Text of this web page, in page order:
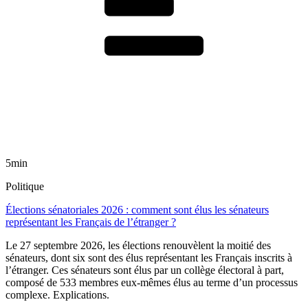
5min
Politique
Élections sénatoriales 2026 : comment sont élus les sénateurs
représentant les Français de l’étranger ?
Le 27 septembre 2026, les élections renouvèlent la moitié des
sénateurs, dont six sont des élus représentant les Français inscrits à
l’étranger. Ces sénateurs sont élus par un collège électoral à part,
composé de 533 membres eux-mêmes élus au terme d’un processus
complexe. Explications.